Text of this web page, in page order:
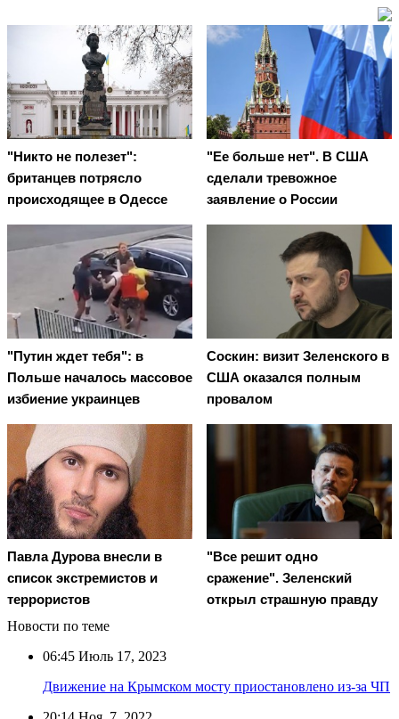
"Никто не полезет":
британцев потрясло
происходящее в Одессе
"Ее больше нет". В США
сделали тревожное
заявление о России
"Путин ждет тебя": в
Польше началось массовое
избиение украинцев
Соскин: визит Зеленского в
США оказался полным
провалом
Павла Дурова внесли в
список экстремистов и
террористов
"Все решит одно
сражение". Зеленский
открыл страшную правду
Новости по теме
06:45 Июль 17, 2023
Движение на Крымском мосту приостановлено из-за ЧП